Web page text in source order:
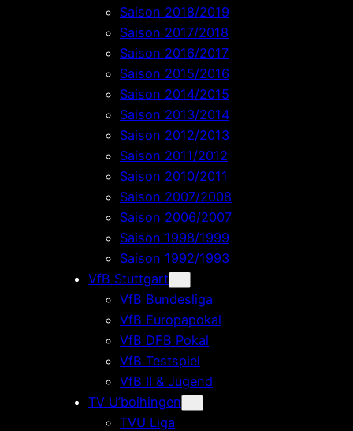
Saison 2018/2019
Saison 2017/2018
Saison 2016/2017
Saison 2015/2016
Saison 2014/2015
Saison 2013/2014
Saison 2012/2013
Saison 2011/2012
Saison 2010/2011
Saison 2007/2008
Saison 2006/2007
Saison 1998/1999
Saison 1992/1993
VfB Stuttgart
VfB Bundesliga
VfB Europapokal
VfB DFB Pokal
VfB Testspiel
VfB II & Jugend
TV U’boihingen
TVU Liga